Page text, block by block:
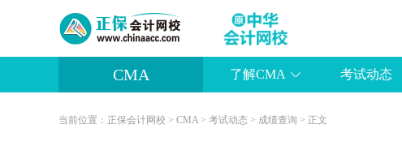
CMA 了解CMA 考试动态
当前位置： 正保会计网校 > CMA > 考试动态 > 成绩查询 > 正文